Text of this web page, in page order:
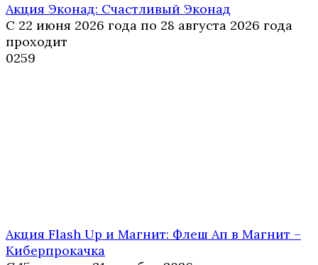
Акция Эконад: Счастливый Эконад
С 22 июня 2026 года по 28 августа 2026 года
проходит
0259
Акция Flash Up и Магнит: Флеш Ап в Магнит –
Киберпрокачка